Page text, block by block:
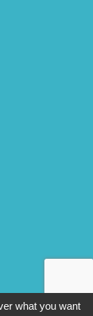
Données
what you want